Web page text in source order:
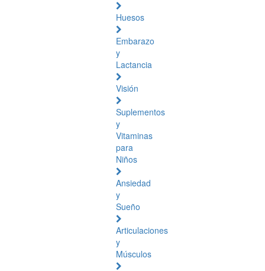
Huesos
Embarazo
y
Lactancia
Visión
Suplementos
y
Vitaminas
para
Niños
Ansiedad
y
Sueño
Articulaciones
y
Músculos